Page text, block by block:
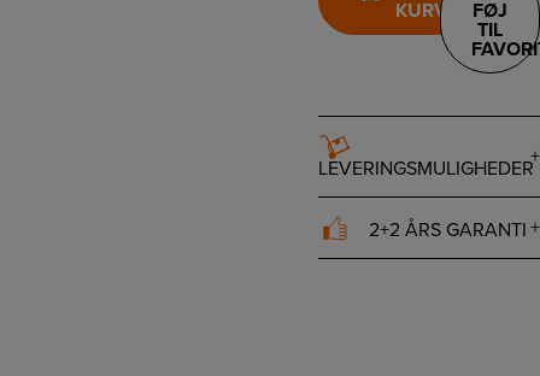
KURV
FØJ
TIL
LEVERINGSMULIGHEDER
2+2 ÅRS GARANTI